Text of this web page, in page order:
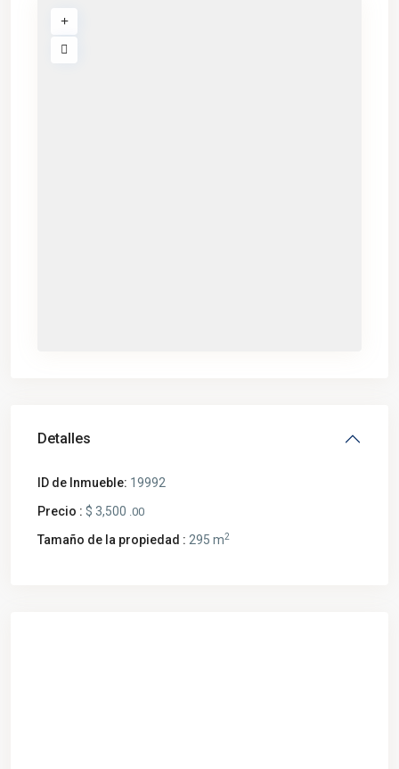
Detalles
ID de Inmueble: 19992
Precio : $ 3,500 .00
Tamaño de la propiedad : 295 m2